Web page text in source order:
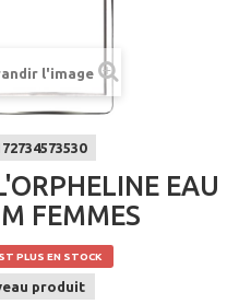
l'image
EAU
FEMMES
PLUS EN STOCK
produit